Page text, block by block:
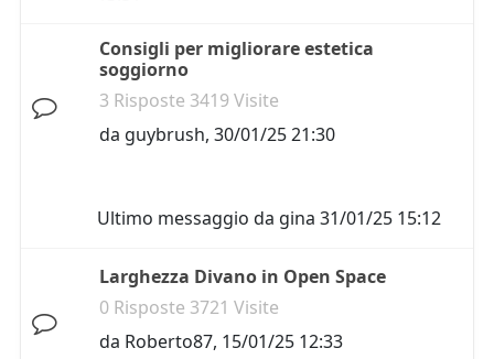
Consigli per migliorare estetica
soggiorno
3 Risposte 3419 Visite
da guybrush, 30/01/25 21:30
Ultimo messaggio da gina 31/01/25 15:12
Larghezza Divano in Open Space
0 Risposte 3721 Visite
da Roberto87, 15/01/25 12:33